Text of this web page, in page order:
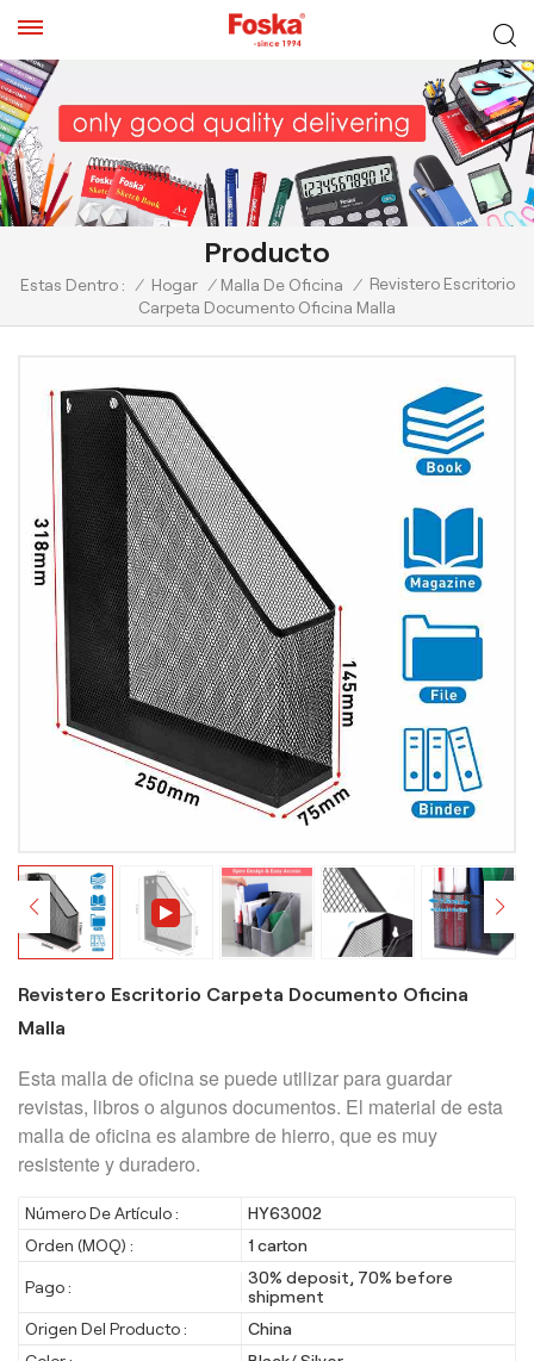
Producto
Estas Dentro : / Hogar / Malla De Oficina / Revistero Escritorio
Carpeta Documento Oficina Malla
Revistero Escritorio Carpeta Documento Oficina
Malla
Esta malla de oficina se puede utilizar para guardar
revistas, libros o algunos documentos. El material de esta
malla de oficina es alambre de hierro, que es muy
resistente y duradero.
Número De Artículo :
HY63002
Orden (MOQ) :
1 carton
Pago :
30% deposit, 70% before
shipment
Origen Del Producto :
China